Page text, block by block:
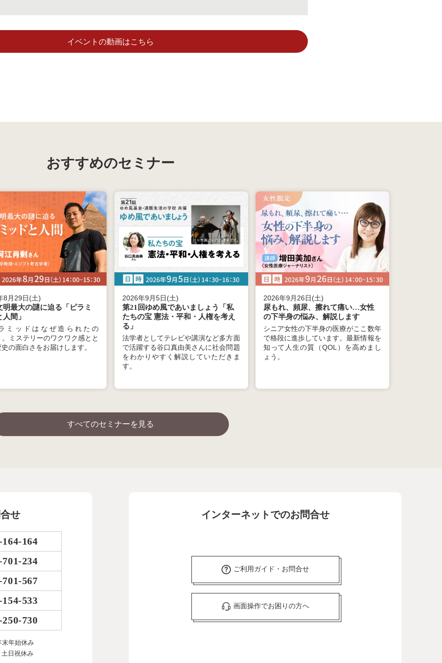
イベントの動画はこちら
おすすめのセミナー
8月29日(土)
明最大の謎に迫る「ピラミ
間」
ミッドはなぜ造られたの
ミステリーのワクワク感とと
の面白さをお届けします。
2026年9月5日(土)
第21回ゆめ風であいましょう「私
たちの宝 憲法・平和・人権を考え
る」
法学者としてテレビや講演など多方面
で活躍する谷口真由美さんに社会問題
をわかりやすく解説していただきま
す。
2026年9月26日(土)
尿もれ、頻尿、擦れて痛い…女性
の下半身の悩み、解説します
シニア女性の下半身の医療がここ数年
で格段に進歩しています。最新情報を
知って人生の質（QOL）を高めまし
ょう。
すべてのセミナーを見る
せ
164-164
701-234
701-567
154-533
250-730
末年始休み
日祝休み
インターネットでのお問合せ
ご利用ガイド・お問合せ
画面操作でお困りの方へ